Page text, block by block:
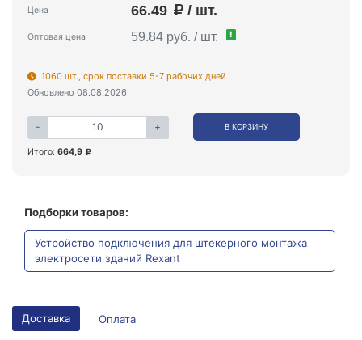
Цена 66.49 / шт.
Оптовая цена 59.84 руб. / шт. !
1060 шт., срок поставки 5-7 рабочих дней
Обновлено 08.08.2026
- + В КОРЗИНУ
Итого: 664,9
Подборки товаров:
Устройство подключения для штекерного монтажа
электросети зданий Rexant
Доставка Оплата